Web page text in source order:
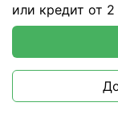
или кредит от 2